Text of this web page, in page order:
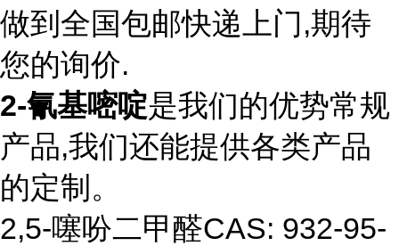
做到全国包邮快递上门,期待
您的询价.
2-氰基嘧啶是我们的优势常规
产品,我们还能提供各类产品
的定制。
2,5-噻吩二甲醛CAS: 932-95-